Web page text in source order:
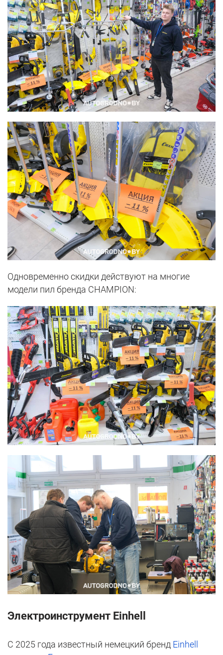
Одновременно скидки действуют на многие
модели пил бренда CHAMPION:
Электроинструмент Einhell
С 2025 года известный немецкий бренд Einhell